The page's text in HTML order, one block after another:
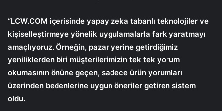
“LCW.COM içerisinde yapay zeka tabanlı teknolojiler ve
kişiselleştirmeye yönelik uygulamalarla fark yaratmayı
amaçlıyoruz. Örneğin, pazar yerine getirdiğimiz
yeniliklerden biri müşterilerimizin tek tek yorum
okumasının önüne geçen, sadece ürün yorumları
üzerinden bedenlerine uygun öneriler getiren sistem
oldu.